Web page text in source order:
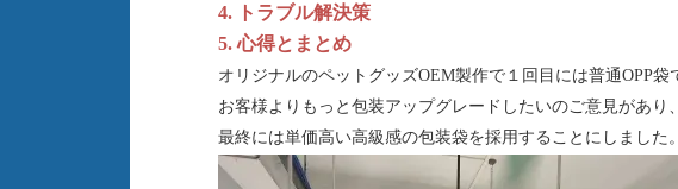
4. トラブル解決策
5. 心得とまとめ
オリジナルのペットグッズOEM製作で１回目には普通OPP袋
お客様よりもっと包装アップグレードしたいのご意見があり、
最終には単価高い高級感の包装袋を採用することにしました。